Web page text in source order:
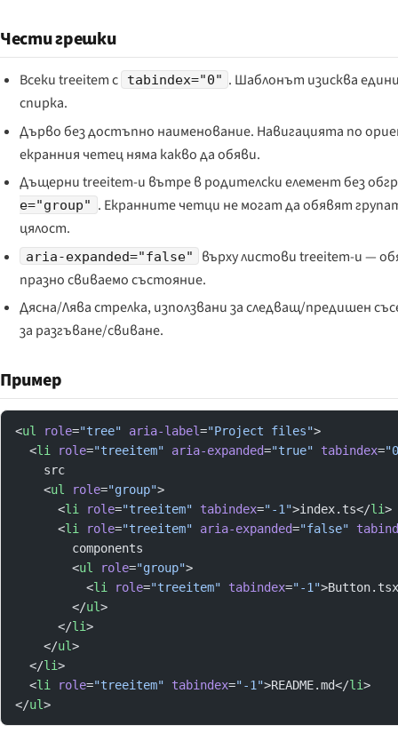
Чести грешки
Всеки treeitem с tabindex="0" . Шаблонът изисква
спирка.
Дърво без достъпно наименование. Навигацията по
екранния четец няма какво да обяви.
Дъщерни treeitem-и вътре в родителски елемент без
e="group" . Екранните четци не могат да обявят
цялост.
aria-expanded="false"
върху листови treeitem-и —
празно свиваемо състояние.
Дясна/Лява стрелка, използвани за следващ/предишен
за разгъване/свиване.
Пример
<ul role="tree" aria-label="Project files">
  <
li role="treeitem" aria-expanded="true" tabindex=
    src
    <
ul role="group">
      <
li role="treeitem" tabindex="-1">index.ts</li>
      <
li role="treeitem" aria-expanded="false"
        components
        <
ul role="group">
          <
li role="treeitem" tabindex="-1"
        </
ul>
      </
li>
    </
ul>
  </
li>
  <
li role="treeitem" tabindex="-1">README.md</li>
</ul>